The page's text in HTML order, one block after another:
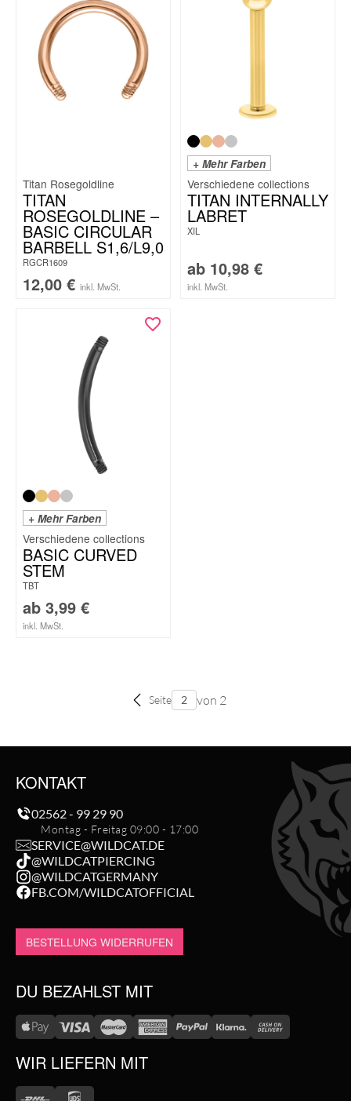
Titan Rosegoldline
TITAN
ROSEGOLDLINE –
BASIC CIRCULAR
BARBELL S1,6/L9,0
RGCR1609
12,00 € inkl. MwSt.
+ Mehr Farben
TITAN INTERNALLY
LABRET
XIL
ab 10,98 €
inkl. MwSt.
+ Mehr Farben
BASIC CURVED
STEM
TBT
ab 3,99 €
inkl. MwSt.
Seite von 2
KONTAKT
02562 - 99 29 90
Montag - Freitag 09:00 - 17:00
SERVICE@WILDCAT.DE
@WILDCATPIERCING
@WILDCATGERMANY
FB.COM/WILDCATOFFICIAL
BESTELLUNG WIDERRUFEN
DU BEZAHLST MIT
WIR LIEFERN MIT